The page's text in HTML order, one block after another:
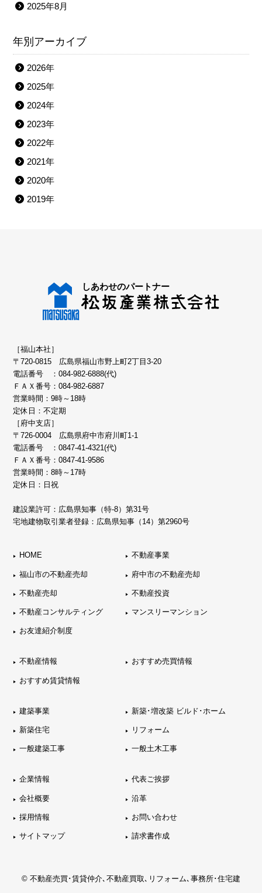
2025年8月
年別アーカイブ
2026年
2025年
2024年
2023年
2022年
2021年
2020年
2019年
［福山本社］
〒720-0815 広島県福山市野上町2丁目3-20
電話番号 ：084-982-6888(代)
ＦＡＸ番号：084-982-6887
営業時間：9時～18時
定休日：不定期
［府中支店］
〒726-0004 広島県府中市府川町1-1
電話番号 ：0847-41-4321(代)
ＦＡＸ番号：0847-41-9586
営業時間：8時～17時
定休日：日祝
建設業許可：広島県知事（特-8）第31号
宅地建物取引業者登録：広島県知事（14）第2960号
HOME 不動産事業
福山市の不動産売却 府中市の不動産売却
不動産売却 不動産投資
不動産コンサルティング マンスリーマンション
お友達紹介制度
不動産情報 おすすめ売買情報
おすすめ賃貸情報
建築事業 新築･増改築 ビルド･ホーム
新築住宅 リフォーム
一般建築工事 一般土木工事
企業情報 代表ご挨拶
会社概要 沿革
採用情報 お問い合わせ
サイトマップ 請求書作成
© 不動産売買･賃貸仲介､不動産買取､リフォーム､事務所･住宅建